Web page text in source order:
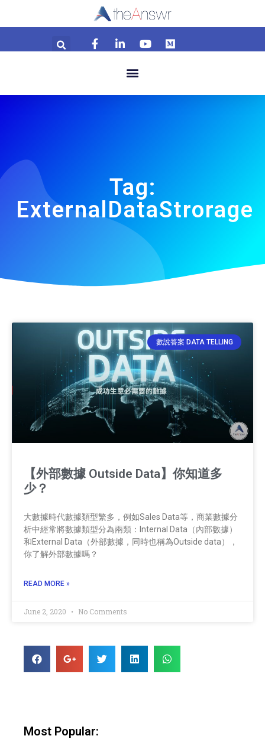
Tag:
ExternalDataStrorage
數說答案 DATA TELLING
【外部數據 Outside Data】你知道多
少？
大數據時代數據類型繁多，例如Sales Data等，商業數據分
析中經常將數據類型分為兩類：Internal Data（內部數據）
和External Data（外部數據，同時也稱為Outside data），
你了解外部數據嗎？
READ MORE »
June 2, 2020 No Comments
Most Popular: